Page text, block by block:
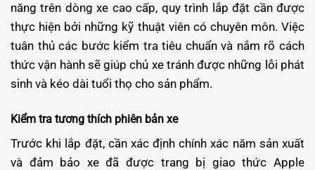
năng trên dòng xe cao cấp, quy trình lắp đặt cần được
thực hiện bởi những kỹ thuật viên có chuyên môn. Việc
tuân thủ các bước kiểm tra tiêu chuẩn và nắm rõ cách
thức vận hành sẽ giúp chủ xe tránh được những lỗi phát
sinh và kéo dài tuổi thọ cho sản phẩm.
Kiểm tra tương thích phiên bản xe
Trước khi lắp đặt, cần xác định chính xác năm sản xuất
và đảm bảo xe đã được trang bị giao thức Apple